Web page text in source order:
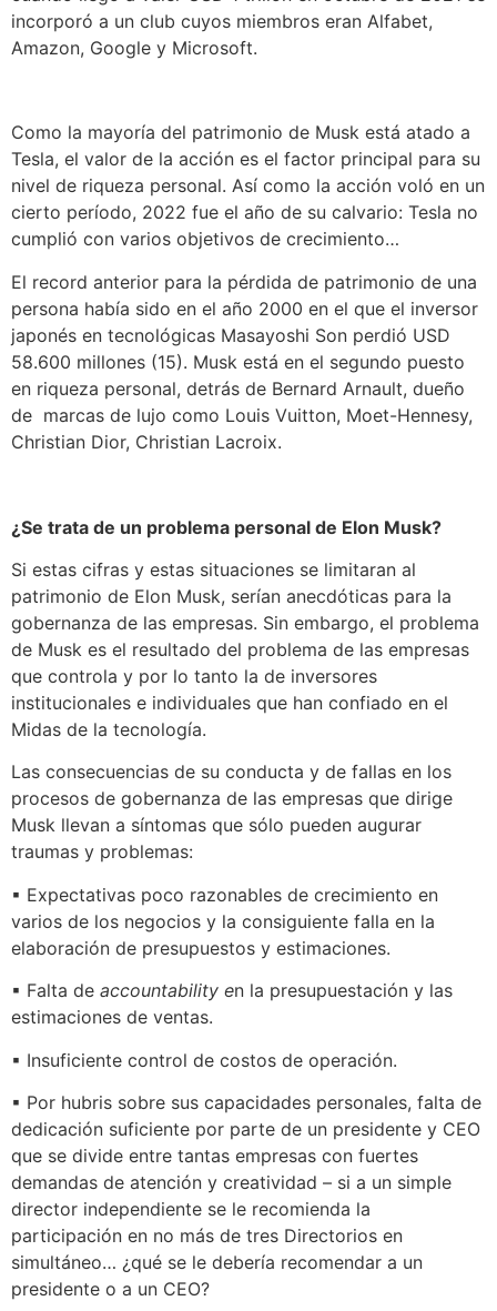
incorporó a un club cuyos miembros eran Alfabet,
Amazon, Google y Microsoft.
Como la mayoría del patrimonio de Musk está atado a
Tesla, el valor de la acción es el factor principal para su
nivel de riqueza personal. Así como la acción voló en un
cierto período, 2022 fue el año de su calvario: Tesla no
cumplió con varios objetivos de crecimiento…
El record anterior para la pérdida de patrimonio de una
persona había sido en el año 2000 en el que el inversor
japonés en tecnológicas Masayoshi Son perdió USD
58.600 millones (15). Musk está en el segundo puesto
en riqueza personal, detrás de Bernard Arnault, dueño
de marcas de lujo como Louis Vuitton, Moet-Hennesy,
Christian Dior, Christian Lacroix.
¿Se trata de un problema personal de Elon Musk?
Si estas cifras y estas situaciones se limitaran al
patrimonio de Elon Musk, serían anecdóticas para la
gobernanza de las empresas. Sin embargo, el problema
de Musk es el resultado del problema de las empresas
que controla y por lo tanto la de inversores
institucionales e individuales que han confiado en el
Midas de la tecnología.
Las consecuencias de su conducta y de fallas en los
procesos de gobernanza de las empresas que dirige
Musk llevan a síntomas que sólo pueden augurar
traumas y problemas:
▪ Expectativas poco razonables de crecimiento en
varios de los negocios y la consiguiente falla en la
elaboración de presupuestos y estimaciones.
▪ Falta de accountability en la presupuestación y las
estimaciones de ventas.
▪ Insuficiente control de costos de operación.
▪ Por hubris sobre sus capacidades personales, falta de
dedicación suficiente por parte de un presidente y CEO
que se divide entre tantas empresas con fuertes
demandas de atención y creatividad – si a un simple
director independiente se le recomienda la
participación en no más de tres Directorios en
simultáneo… ¿qué se le debería recomendar a un
presidente o a un CEO?